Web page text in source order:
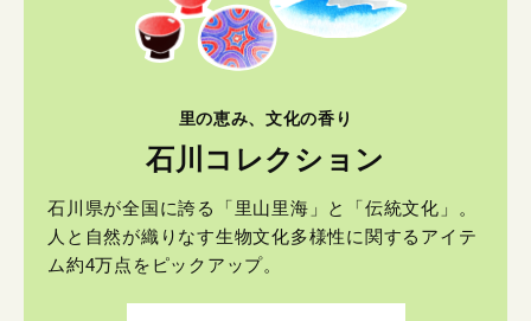
里の恵み、文化の香り
石川コレクション
石川県が全国に誇る「里山里海」と「伝統文化」。
人と自然が織りなす生物文化多様性に関するアイテ
ム約4万点をピックアップ。